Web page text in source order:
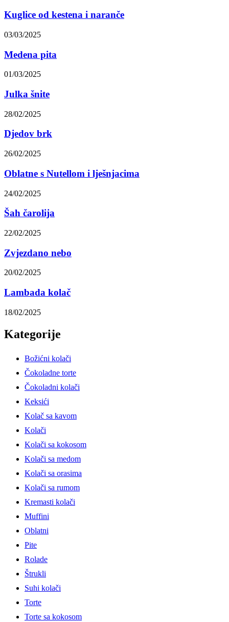
Kuglice od kestena i naranče
03/03/2025
Medena pita
01/03/2025
Julka šnite
28/02/2025
Djedov brk
26/02/2025
Oblatne s Nutellom i lješnjacima
24/02/2025
Šah čarolija
22/02/2025
Zvjezdano nebo
20/02/2025
Lambada kolač
18/02/2025
Kategorije
Božićni kolači
Čokoladne torte
Čokoladni kolači
Keksići
Kolač sa kavom
Kolači
Kolači sa kokosom
Kolači sa medom
Kolači sa orasima
Kolači sa rumom
Kremasti kolači
Muffini
Oblatni
Pite
Rolade
Štrukli
Suhi kolači
Torte
Torte sa kokosom